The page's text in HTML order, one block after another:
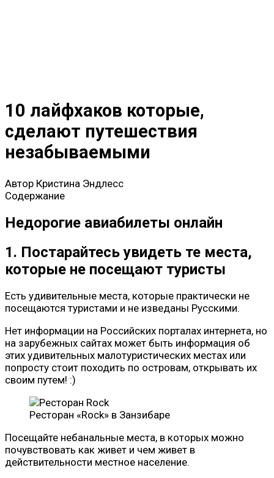
10 лайфхаков которые,
сделают путешествия
незабываемыми
Автор Кристина Эндлесс
Содержание
Недорогие авиабилеты онлайн
1. Постарайтесь увидеть те места,
которые не посещают туристы
Есть удивительные места, которые практически не
посещаются туристами и не изведаны Русскими.
Нет информации на Российских порталах интернета, но
на зарубежных сайтах может быть информация об
этих удивительных малотуристических местах или
попросту стоит походить по островам, открывать их
своим путем! :)
Ресторан «Rock» в Занзибаре
Посещайте небанальные места, в которых можно
почувствовать как живет и чем живет в
действительности местное население.